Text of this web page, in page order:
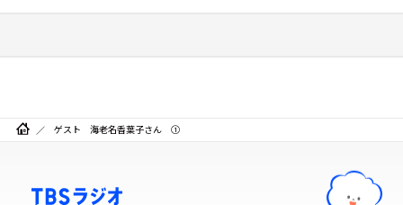
ゲスト 海老名香葉子さん ①